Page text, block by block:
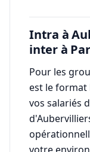
Intra à
inter à
Pour les
est le format
vos salariés